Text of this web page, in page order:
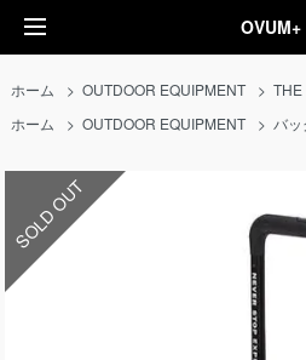
OVUM+
ホーム >OUTDOOR EQUIPMENT >THE
ホーム
>OUTDOOR EQUIPMENT > バ
SOLD OUT